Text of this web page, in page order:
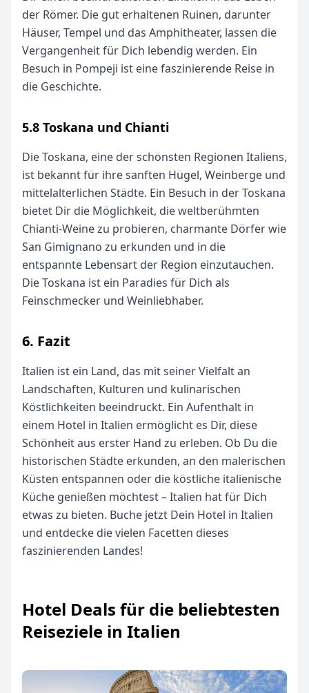
der Römer. Die gut erhaltenen Ruinen, darunter
Häuser, Tempel und das Amphitheater, lassen die
Vergangenheit für Dich lebendig werden. Ein
Besuch in Pompeji ist eine faszinierende Reise in
die Geschichte.
5.8 Toskana und Chianti
Die Toskana, eine der schönsten Regionen Italiens,
ist bekannt für ihre sanften Hügel, Weinberge und
mittelalterlichen Städte. Ein Besuch in der Toskana
bietet Dir die Möglichkeit, die weltberühmten
Chianti-Weine zu probieren, charmante Dörfer wie
San Gimignano zu erkunden und in die
entspannte Lebensart der Region einzutauchen.
Die Toskana ist ein Paradies für Dich als
Feinschmecker und Weinliebhaber.
6. Fazit
Italien ist ein Land, das mit seiner Vielfalt an
Landschaften, Kulturen und kulinarischen
Köstlichkeiten beeindruckt. Ein Aufenthalt in
einem Hotel in Italien ermöglicht es Dir, diese
Schönheit aus erster Hand zu erleben. Ob Du die
historischen Städte erkunden, an den malerischen
Küsten entspannen oder die köstliche italienische
Küche genießen möchtest – Italien hat für Dich
etwas zu bieten. Buche jetzt Dein Hotel in Italien
und entdecke die vielen Facetten dieses
faszinierenden Landes!
Hotel Deals für die beliebtesten
Reiseziele in Italien